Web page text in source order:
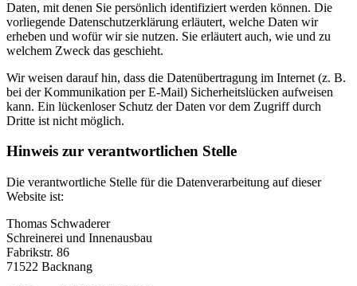
Daten, mit denen Sie persönlich identifiziert werden können. Die
vorliegende Datenschutzerklärung erläutert, welche Daten wir
erheben und wofür wir sie nutzen. Sie erläutert auch, wie und zu
welchem Zweck das geschieht.
Wir weisen darauf hin, dass die Datenübertragung im Internet (z. B.
bei der Kommunikation per E-Mail) Sicherheitslücken aufweisen
kann. Ein lückenloser Schutz der Daten vor dem Zugriff durch
Dritte ist nicht möglich.
Hinweis zur verantwortlichen Stelle
Die verantwortliche Stelle für die Datenverarbeitung auf dieser
Website ist:
Thomas Schwaderer
Schreinerei und Innenausbau
Fabrikstr. 86
71522 Backnang